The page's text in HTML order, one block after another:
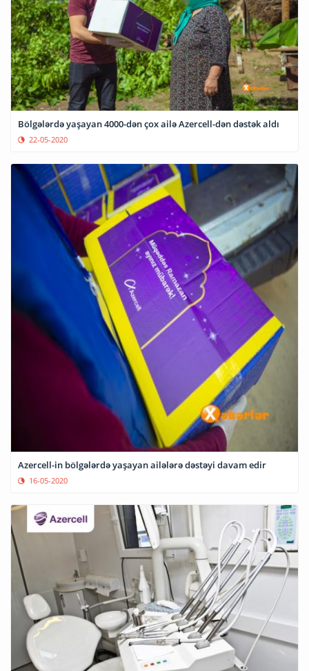
Bölgələrdə yaşayan 4000-dən çox ailə Azercell-dən dəstək aldı
22-05-2020
Azercell-in bölgələrdə yaşayan ailələrə dəstəyi davam edir
16-05-2020